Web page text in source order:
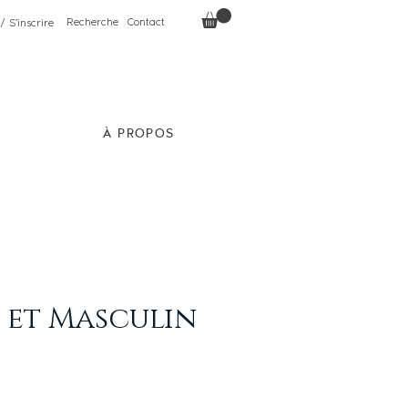
S'inscrire Recherche Contact
À PROPOS
et Masculin